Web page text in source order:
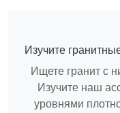
Изучите
Ищете гранит с
Изучите наш
уровнями